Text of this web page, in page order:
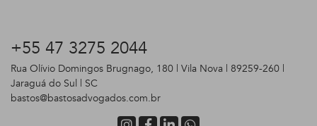
+55 47 3275 2044
Rua Olívio Domingos Brugnago, 180 | Vila Nova | 89259-260 |
Jaraguá do Sul | SC
bastos@bastosadvogados.com.br